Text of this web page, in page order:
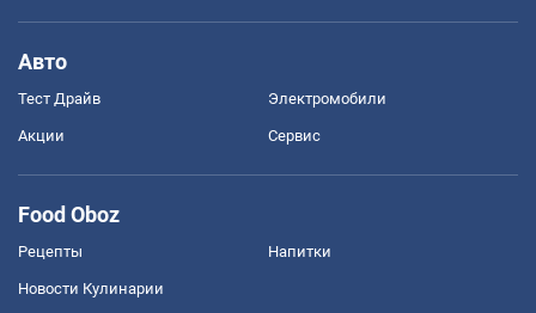
Авто
Тест Драйв Электромобили
Акции Сервис
Food Oboz
Рецепты Напитки
Новости Кулинарии